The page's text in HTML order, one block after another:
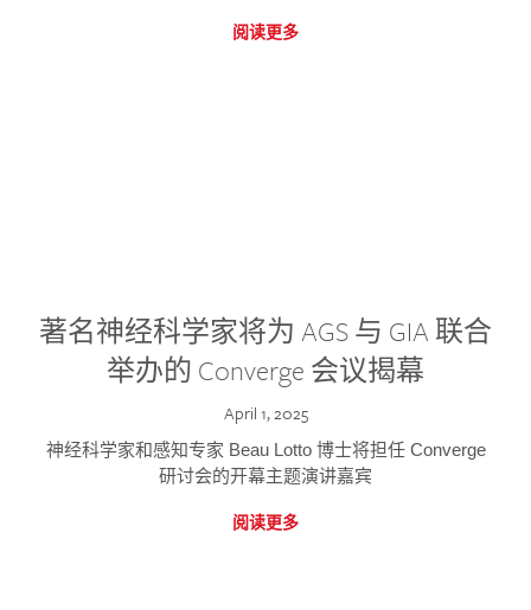
阅读更多
著名神经科学家将为 AGS 与 GIA 联合
举办的 Converge 会议揭幕
April 1, 2025
神经科学家和感知专家 Beau Lotto 博士将担任 Converge
研讨会的开幕主题演讲嘉宾
阅读更多